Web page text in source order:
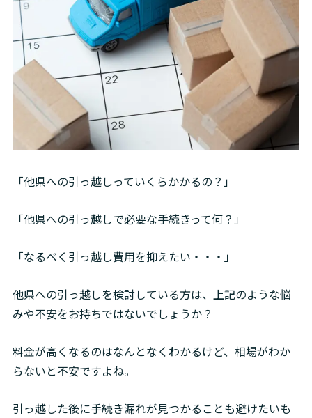
「他県への引っ越しっていくらかかるの？」
「他県への引っ越しで必要な手続きって何？」
「なるべく引っ越し費用を抑えたい・・・」
他県への引っ越しを検討している方は、上記のような悩
みや不安をお持ちではないでしょうか？
料金が高くなるのはなんとなくわかるけど、相場がわか
らないと不安ですよね。
引っ越した後に手続き漏れが見つかることも避けたいも